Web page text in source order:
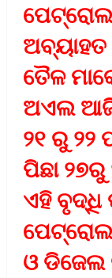
ତୈଳ
ଅଏଲ
୨୧ ରୁ
ପିଛା
ଏହି ବୃଦ୍ଧି
ଓ ଡିଜେଲ